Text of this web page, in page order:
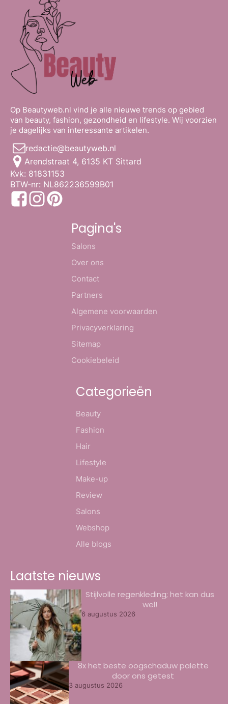
Op Beautyweb.nl vind je alle nieuwe trends op gebied
van beauty, fashion, gezondheid en lifestyle. Wij voorzien
je dagelijks van interessante artikelen.
redactie@beautyweb.nl
Arendstraat 4, 6135 KT Sittard
Kvk: 81831153
BTW-nr: NL862236599B01
Pagina's
Salons
Over ons
Contact
Partners
Algemene voorwaarden
Privacyverklaring
Sitemap
Cookiebeleid
Categorieën
Beauty
Fashion
Hair
Lifestyle
Make-up
Review
Salons
Webshop
Alle blogs
Laatste nieuws
Stijlvolle regenkleding; het kan dus
wel!
6 augustus 2026
8x het beste oogschaduw palette
door ons getest
3 augustus 2026